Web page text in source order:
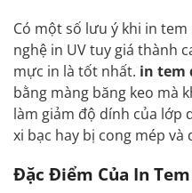
Có một số lưu ý khi in
nghệ in UV tuy giá thành
mực in là tốt nhất. in tem
bằng màng băng keo mà
làm giảm độ dính của lớp
xi bạc hay bị cong mép và
Đặc Điểm Của In